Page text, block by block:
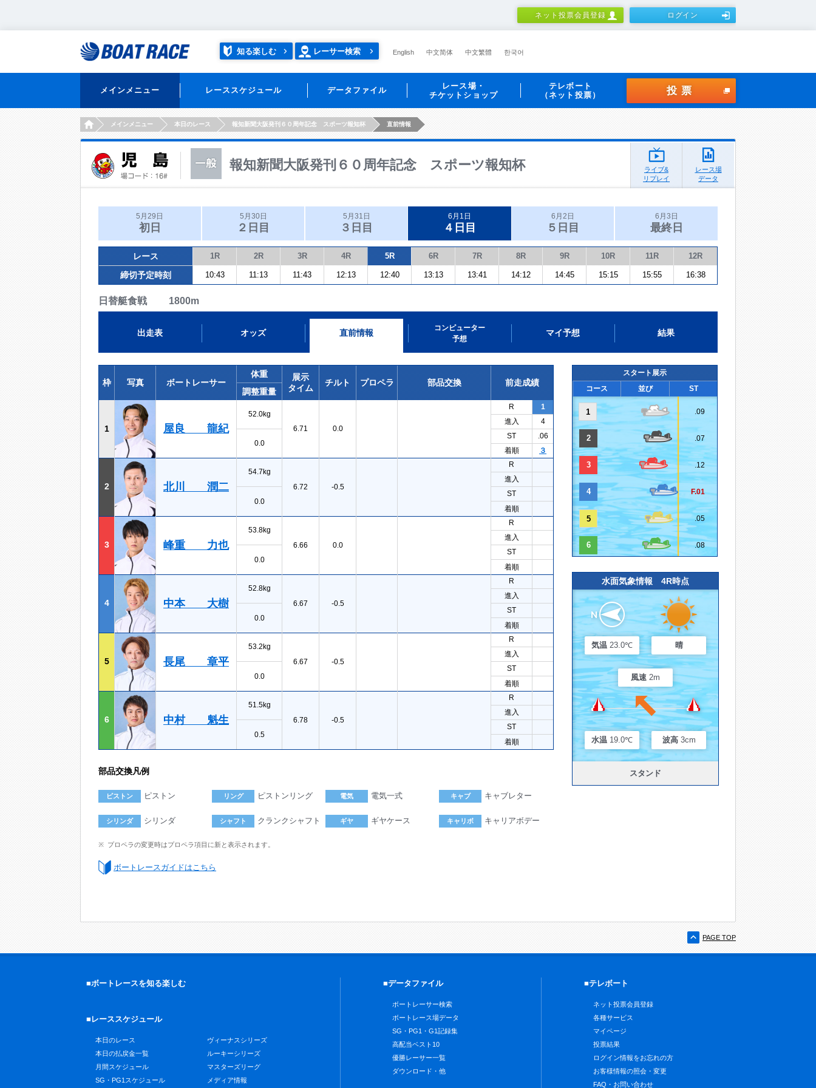
ネット投票会員登録 ログイン
知る楽しむ レーサー検索 English 中文简体 中文繁體 한국어
メインメニュー レーススケジュール データファイル
レース場・
チケットショップ
テレボート
（ネット投票）
投票
HOMEメインメニュー 本日のレース 報知新聞大阪発刊６０周年記念 スポーツ報知杯 直前情報
報知新聞大阪発刊６０周年記念 スポーツ報知杯
ライブ&
リプレイ
レース場
データ
5月29日
初日
5月30日
２日目
5月31日
３日目
6月1日
４日目
6月2日
５日目
6月3日
最終日
レース 1R 2R 3R 4R 5R 6R 7R 8R 9R 10R 11R 12R
締切予定時刻 10:43 11:13 11:43 12:13 12:40 13:13 13:41 14:12 14:45 15:15 15:55 16:38
日替艇食戦 1800m
出走表 オッズ 直前情報
コンピューター
予想
マイ予想 結果
枠 写真 ボートレーサー
体重
展示
タイム
チルト プロペラ 部品交換
前走成績
調整重量
1 屋良 龍紀
52.0kg
6.71
0.0
R
1
進入
4
0.0
ST
.06
着順
３
2 北川 潤二
54.7kg
6.72
-0.5
R
進入
0.0
ST
着順
3 峰重 力也
53.8kg
6.66
0.0
R
進入
0.0
ST
着順
4 中本 大樹
52.8kg
6.67
-0.5
R
進入
0.0
ST
着順
5 長尾 章平
53.2kg
6.67
-0.5
R
進入
0.0
ST
着順
6 中村 魁生
51.5kg
6.78
-0.5
R
進入
0.5
ST
着順
部品交換凡例
ピストン ピストン リング ピストンリング 電気 電気一式 キャブ キャブレター
シリンダ シリンダ シャフト クランクシャフト ギヤ ギヤケース キャリボ キャリアボデー
プロペラの変更時はプロペラ項目に新と表示されます。
ボートレースガイドはこちら
スタート展示
コース
並び ST
1 .09
2 .07
3 .12
4 F.01
5 .05
6 .08
水面気象情報 4R時点
気温 23.0℃ 晴
風速 2m
水温 19.0℃ 波高 3cm
スタンド
PAGE TOP
■ボートレースを知る楽しむ
■レーススケジュール
本日のレース
本日の払戻金一覧
月間スケジュール
SG・PG1スケジュール
ヴィーナスシリーズ
ルーキーシリーズ
マスターズリーグ
メディア情報
■データファイル
ボートレーサー検索
ボートレース場データ
SG・PG1・G1記録集
高配当ベスト10
優勝レーサー一覧
ダウンロード・他
■テレボート
ネット投票会員登録
各種サービス
マイページ
投票結果
ログイン情報をお忘れの方
お客様情報の照会・変更
FAQ・お問い合わせ